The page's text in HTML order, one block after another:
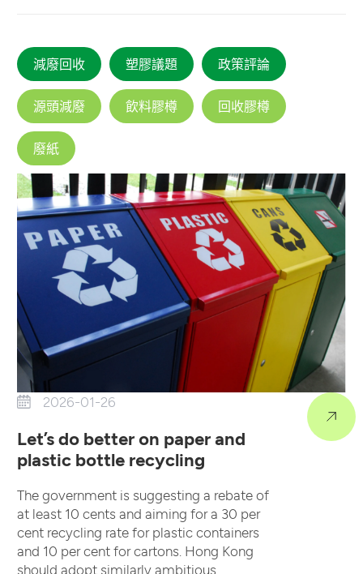
減廢回收 塑膠議題 政策評論
源頭減廢 飲料膠樽 回收膠樽
廢紙
2026-01-26
Let’s do better on paper and
plastic bottle recycling
The government is suggesting a rebate of
at least 10 cents and aiming for a 30 per
cent recycling rate for plastic containers
and 10 per cent for cartons. Hong Kong
should adopt similarly ambitious